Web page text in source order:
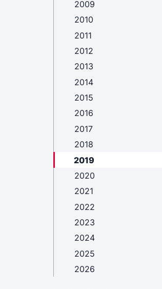
2009
2010
2011
2012
2013
2014
2015
2016
2017
2018
2019
2020
2021
2022
2023
2024
2025
2026